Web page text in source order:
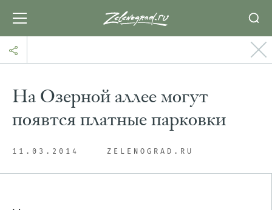
На Озерной аллее могут
появтся платные парковки
11.03.2014 ZELENOGRAD.RU